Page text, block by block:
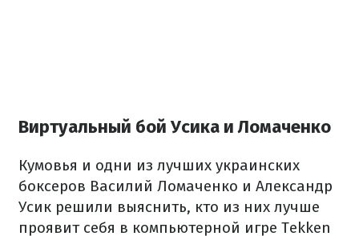
Виртуальный бой Усика и Ломаченко
Кумовья и одни из лучших украинских
боксеров Василий Ломаченко и Александр
Усик решили выяснить, кто из них лучше
проявит себя в компьютерной игре Tekken